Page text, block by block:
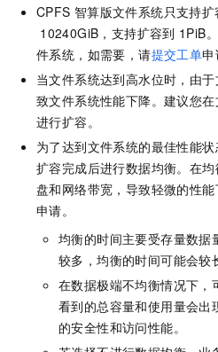
CPFS 智算版文件系统只支持
10240GiB，支持扩容到 1PiB
件系统，如需要，请提交工单申
当文件系统达到高水位时，由
致文件系统性能下降。建议您
进行扩容。
为了达到文件系统的最佳性能
扩容完成后进行数据均衡。在
盘和网络带宽，导致轻微的性
申请。
均衡的时间主要受存量数
较多，均衡的时间可能会较
在数据极端不均衡情况下，
看到的总容量和使用量会
的安全性和访问性能。